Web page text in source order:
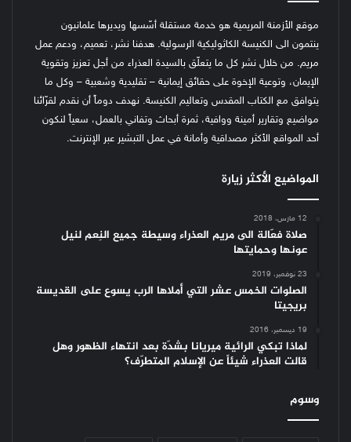
موقع الأزمنة المريمية هو خدمة مستقلة أسّسها ويديرها علمانيون
ينتمون الى الكنيسة الكاثوليكية الرسولية. هدفنا نشر، تعميم، ودعم عمل
مريم. من خلال نشر كل ما يتعلّق بالسيدة العذراء من أجل تعزيز وتقوية
الإيمان، وتوعية الإخوة على حقائق إيمانية – تقليدية وشعبية – وكل ما
يتوافق مع الكتاب المقدس وتعاليم الكنيسة. نهدف دوماً أن نقدم لقرّائنا
مواضيع وتقارير أمينة ووافية، ثمرة أبحاث وتفاني بالعمل، سعياً لنكون
أحد المواقع الأكثر مصداقية وأمانة في عمل التبشير عبر الإنترنت.
المواضيع الأكثر زيارة
12 مارس، 2018
صلاة فعّالة الى مريم العذراء وسيطة جميع النِعم لنيل
عونها وحمايتها
23 نوفمبر، 2019
الصلوات الخمس عشر التي أملاها الرب يسوع على القديسة
بريجيتا
19 ديسمبر، 2016
لماذا تبكي الرائية ميريانا بشدّة بعد انتهاء الظهور وهل
قالت العذراء شيئاً عن الإسلام المتطرّف؟
وسوم